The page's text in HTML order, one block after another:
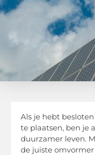
Als je hebt
te plaatsen, ben je
duurzamer leven.
de juiste